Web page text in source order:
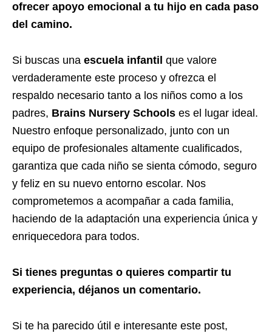
ofrecer apoyo emocional a tu hijo en cada paso
del camino.
Si buscas una escuela infantil que valore
verdaderamente este proceso y ofrezca el
respaldo necesario tanto a los niños como a los
padres, Brains Nursery Schools es el lugar ideal.
Nuestro enfoque personalizado, junto con un
equipo de profesionales altamente cualificados,
garantiza que cada niño se sienta cómodo, seguro
y feliz en su nuevo entorno escolar. Nos
comprometemos a acompañar a cada familia,
haciendo de la adaptación una experiencia única y
enriquecedora para todos.
Si tienes preguntas o quieres compartir tu
experiencia, déjanos un comentario.
Si te ha parecido útil e interesante este post,